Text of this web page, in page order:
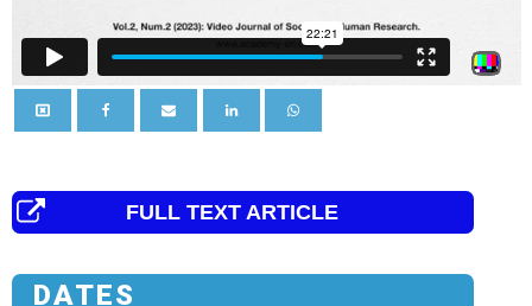
FULL TEXT ARTICLE
DATES